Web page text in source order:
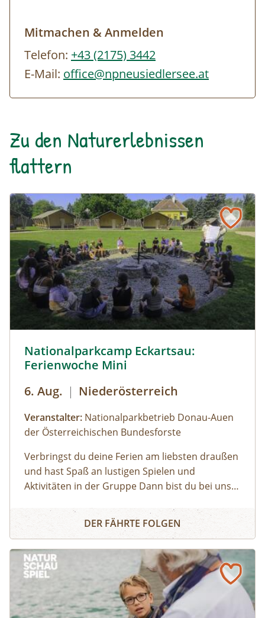
Fernglas Anmeldung bis spätestens 16 Uhr
Wetter statt. Wir behalten uns das Recht vor,
den Inhalt der Tour flexibel zu gestalten und
an die jeweiligen Wetterbedingungen
Mitmachen & Anmelden
Telefon: +43 (2175) 3442
E-Mail: office@npneusiedlersee.at
Zu den Naturerlebnissen
flattern
Nationalparkcamp Eckartsau:
Ferienwoche Mini
6. Aug. | Niederösterreich
Veranstalter: Nationalparkbetrieb Donau-Auen
der Österreichischen Bundesforste
Verbringst du deine Ferien am liebsten draußen
und hast Spaß an lustigen Spielen und
Aktivitäten in der Gruppe Dann bist du bei uns
spannende Expeditionen in den Auwald, viel
Raum zum Toben und Spielen, gemütliches
Highlights.Gemeinsam mit unseren
Nationalpark-Rangerinnen und -Rangern
entdeckst du bei Ausflügen die Donau-Auen,
erfährst spielerisch Wissenswertes über Tiere
Nationalparkcamp Eckartsau: Ferienwoche Mini
DER FÄHRTE FOLGEN